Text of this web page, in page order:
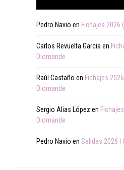
Pedro Navio en Fichajes 2026
Carlos Revuelta Garcia en
Diomande
Raúl Castaño en Fichajes
Diomande
Sergio Alias López en
Diomande
Pedro Navio en Salidas 2026 |